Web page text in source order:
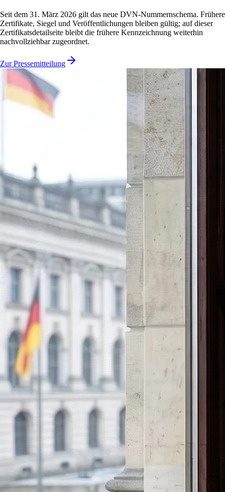
Seit dem 31. März 2026 gilt das neue DVN-Nummernschema. Frühere
Zertifikate, Siegel und Veröffentlichungen bleiben gültig; auf dieser
Zertifikatsdetailseite bleibt die frühere Kennzeichnung weiterhin
nachvollziehbar zugeordnet.
Zur Pressemitteilung